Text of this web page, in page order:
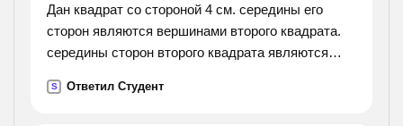
Дан квадрат со стороной 4 см. середины его
сторон являются вершинами второго квадрата.
середины сторон второго квадрата являются
что последовательность площадей этих
S Ответил Студент